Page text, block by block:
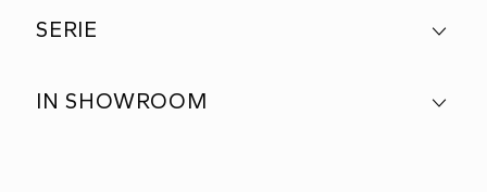
SERIE
IN SHOWROOM